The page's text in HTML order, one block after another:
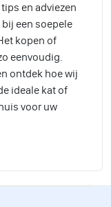
en adviezen
een soepele
kopen of
eenvoudig.
ontdek hoe wij
ideale kat of
voor uw